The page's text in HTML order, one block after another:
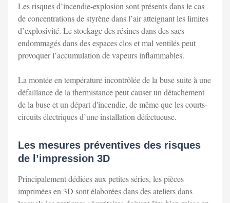
Les risques d’incendie-explosion sont présents dans le cas
de concentrations de styrène dans l’air atteignant les limites
d’explosivité. Le stockage des résines dans des sacs
endommagés dans des espaces clos et mal ventilés peut
provoquer l’accumulation de vapeurs inflammables.
La montée en température incontrôlée de la buse suite à une
défaillance de la thermistance peut causer un détachement
de la buse et un départ d'incendie, de même que les courts-
circuits électriques d’une installation défectueuse.
Les mesures préventives des risques
de l’impression 3D
Principalement dédiées aux petites séries, les pièces
imprimées en 3D sont élaborées dans des ateliers dans